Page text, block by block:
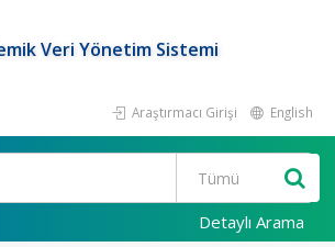
Veri Yönetim Sistemi
Araştırmacı Girişi English
Detaylı Arama